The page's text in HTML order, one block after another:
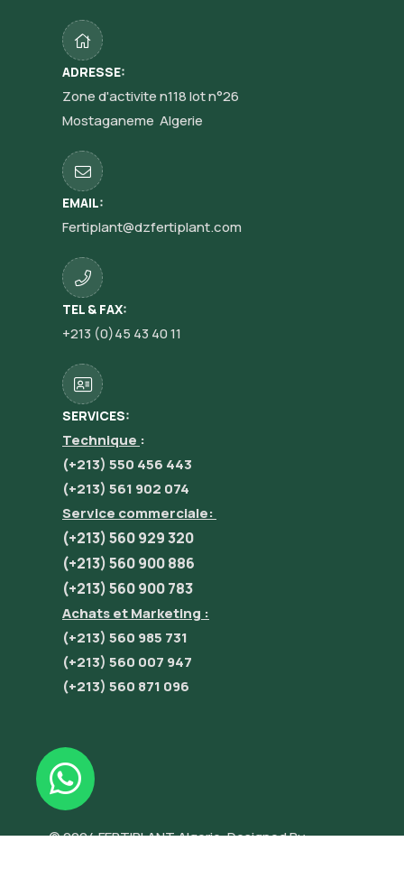
ADRESSE:
Zone d'activite n118 lot n°26
Mostaganeme Algerie
EMAIL:
Fertiplant@dzfertiplant.com
TEL & FAX:
+213 (0)45 43 40 11
SERVICES:
Technique :
(+213) 550 456 443
(+213) 561 902 074
Service commerciale:
(+213) 560 929 320
(+213) 560 900 886
(+213) 560 900 783
Achats et Marketing :
(+213) 560 985 731
(+213) 560 007 947
(+213) 560 871 096
© 2024 FERTIPLANT Algerie. Designed By